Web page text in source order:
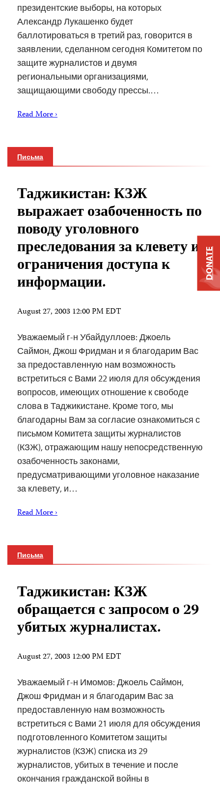
президентские выборы, на которых
Александр Лукашенко будет
баллотироваться в третий раз, говорится в
заявлении, сделанном сегодня Комитетом по
защите журналистов и двумя
региональными организациями,
защищающими свободу прессы.…
Read More ›
Письма
Таджикистан: КЗЖ
выражает озабоченность по
поводу уголовного
преследования за клевету и
ограничения доступа к
информации.
August 27, 2003 12:00 PM EDT
Уважаемый г-н Убайдуллоев: Джоель
Саймон, Джош Фридман и я благодарим Вас
за предоставленную нам возможность
встретиться с Вами 22 июля для обсуждения
вопросов, имеющих отношение к свободе
слова в Таджикистане. Кроме того, мы
благодарны Вам за согласие ознакомиться с
письмом Комитета защиты журналистов
(КЗЖ), отражающим нашу непосредственную
озабоченность законами,
предусматривающими уголовное наказание
за клевету, и…
Read More ›
Письма
Таджикистан: КЗЖ
обращается с запросом о 29
убитых журналистах.
August 27, 2003 12:00 PM EDT
Уважаемый г-н Имомов: Джоель Саймон,
Джош Фридман и я благодарим Вас за
предоставленную нам возможность
встретиться с Вами 21 июля для обсуждения
подготовленного Комитетом защиты
журналистов (КЗЖ) списка из 29
журналистов, убитых в течение и после
окончания гражданской войны в
DONATE